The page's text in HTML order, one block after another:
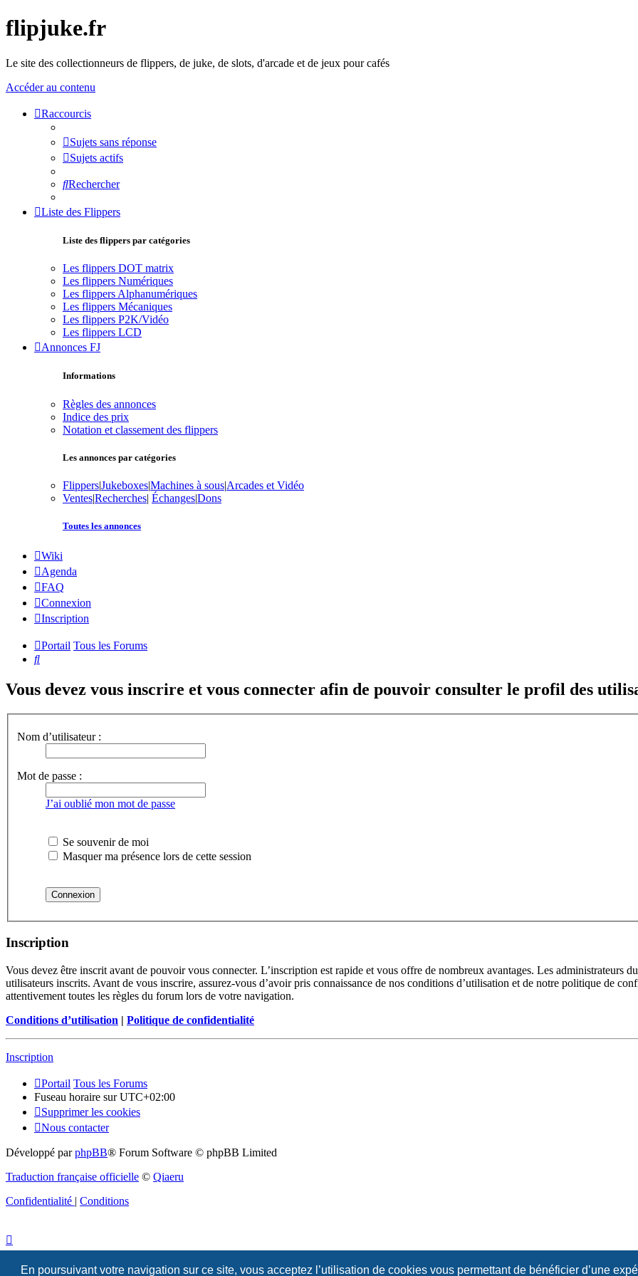
En poursuivant votre navigation sur ce site, vous acceptez l’utilisation de cookies vous permettant de bénéficier d’une
flipjuke.fr
Le site des collectionneurs de flippers, de juke, de slots, d'arcade et de jeux pour cafés
Accéder au contenu
Raccourcis
Sujets sans réponse
Sujets actifs
Rechercher
Liste des Flippers
Liste des flippers par catégories
Les flippers DOT matrix
Les flippers Numériques
Les flippers Alphanumériques
Les flippers Mécaniques
Les flippers P2K/Vidéo
Les flippers LCD
Annonces FJ
Informations
Règles des annonces
Indice des prix
Notation et classement des flippers
Les annonces par catégories
Flippers|Jukeboxes|Machines à sous|Arcades et Vidéo
Ventes|Recherches| Échanges|Dons
Toutes les annonces
Wiki
Agenda
FAQ
Connexion
Inscription
Portail Tous les Forums
Rechercher
Vous devez vous inscrire et vous connecter afin de pouvoir consulter le profil des
Nom d’utilisateur :
Mot de passe :
J’ai oublié mon mot de passe
Se souvenir de moi
Masquer ma présence lors de cette session
Inscription
Vous devez être inscrit avant de pouvoir vous connecter. L’inscription est rapide et vous offre de nombreux avantages. Les administrateurs
utilisateurs inscrits. Avant de vous inscrire, assurez-vous d’avoir pris connaissance de nos conditions d’utilisation et de notre politique de
attentivement toutes les règles du forum lors de votre navigation.
Conditions d’utilisation | Politique de confidentialité
Inscription
Portail Tous les Forums
Fuseau horaire surUTC+02:00
Supprimer les cookies
Nous contacter
Développé parphpBB® Forum Software © phpBB Limited
Traduction française officielle © Qiaeru
Confidentialité | Conditions